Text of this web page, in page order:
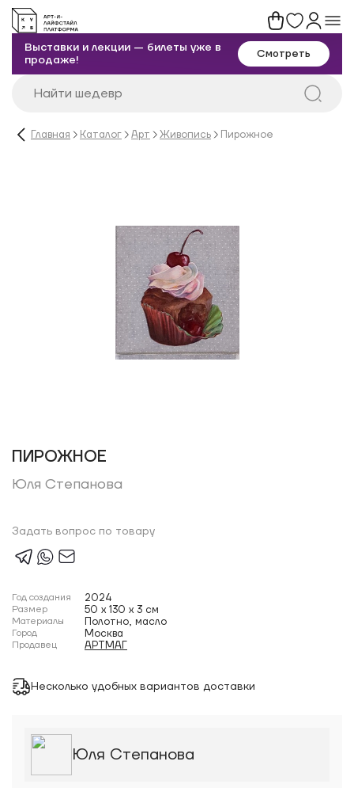
Выставки и лекции — билеты уже в
продаже!
Смотреть
Главная Каталог Арт Живопись Пирожное
ПИРОЖНОЕ
Юля Степанова
Задать вопрос по товару
Год создания 2024
Размер 50 x 130 x 3 см
Материалы Полотно, масло
Город Москва
Продавец АРТМАГ
Несколько удобных вариантов доставки
Юля Степанова